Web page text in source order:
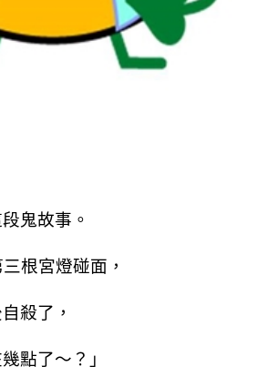
鬼故事。
根宮燈碰面，
殺了，
點了～？」